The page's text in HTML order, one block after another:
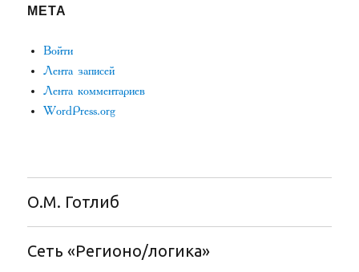
МЕТА
Войти
Лента записей
Лента комментариев
WordPress.org
О.М. Готлиб
Сеть «Регионо/логика»